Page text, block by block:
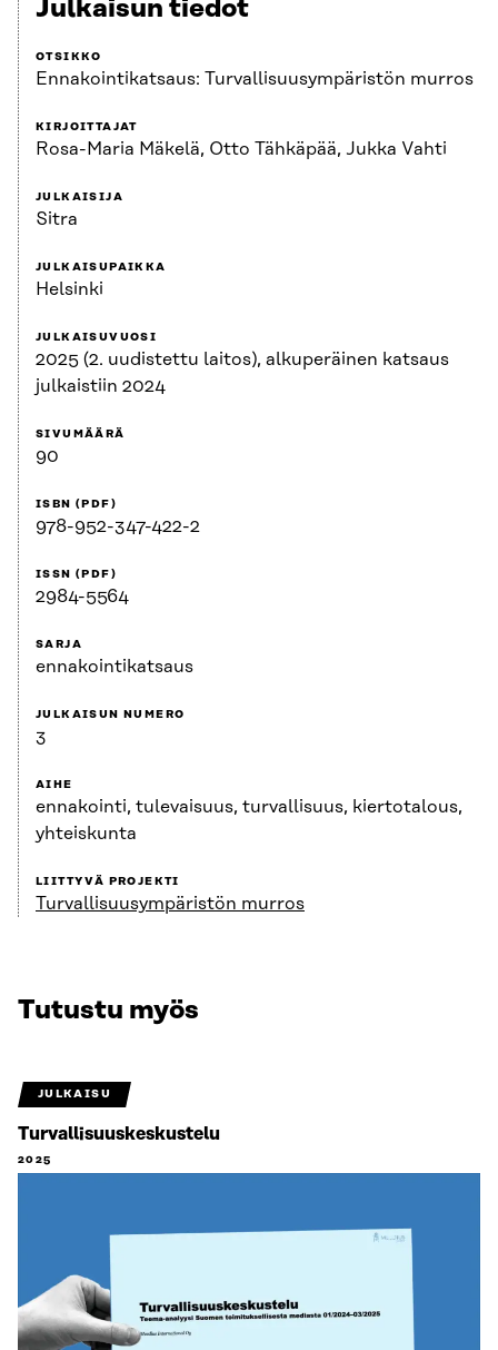
Julkaisun tiedot
OTSIKKO
Ennakointikatsaus: Turvallisuus­ympäristön murros
KIRJOITTAJAT
Rosa-Maria Mäkelä, Otto Tähkäpää, Jukka Vahti
JULKAISIJA
Sitra
JULKAISUPAIKKA
Helsinki
JULKAISUVUOSI
2025 (2. uudistettu laitos), alkuperäinen katsaus
julkaistiin 2024
SIVUMÄÄRÄ
90
ISBN (PDF)
978-952-347-422-2
ISSN (PDF)
2984-5564
SARJA
ennakointikatsaus
JULKAISUN NUMERO
3
AIHE
ennakointi, tulevaisuus, turvallisuus, kiertotalous,
yhteiskunta
LIITTYVÄ PROJEKTI
Turvallisuus­ympäristön murros
Tutustu myös
JULKAISU
Turvallisuuskeskustelu
2025